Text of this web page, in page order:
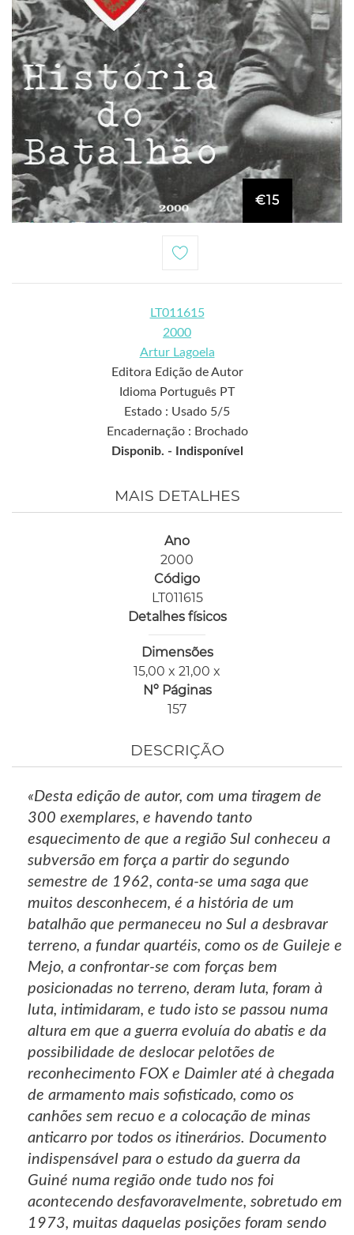
€15
LT011615
2000
Artur Lagoela
Editora Edição de Autor
Idioma Português PT
Estado : Usado 5/5
Encadernação : Brochado
Disponib. - Indisponível
MAIS DETALHES
Ano
2000
Código
LT011615
Detalhes físicos
Dimensões
15,00 x 21,00 x
Nº Páginas
157
DESCRIÇÃO
«Desta edição de autor, com uma tiragem de
300 exemplares, e havendo tanto
esquecimento de que a região Sul conheceu a
subversão em força a partir do segundo
semestre de 1962, conta-se uma saga que
muitos desconhecem, é a história de um
batalhão que permaneceu no Sul a desbravar
terreno, a fundar quartéis, como os de Guileje e
Mejo, a confrontar-se com forças bem
posicionadas no terreno, deram luta, foram à
luta, intimidaram, e tudo isto se passou numa
altura em que a guerra evoluía do abatis e da
possibilidade de deslocar pelotões de
reconhecimento FOX e Daimler até à chegada
de armamento mais sofisticado, como os
canhões sem recuo e a colocação de minas
anticarro por todos os itinerários. Documento
indispensável para o estudo da guerra da
Guiné numa região onde tudo nos foi
acontecendo desfavoravelmente, sobretudo em
1973, muitas daquelas posições foram sendo